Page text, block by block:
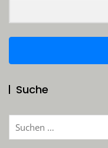
Suche
Suchen